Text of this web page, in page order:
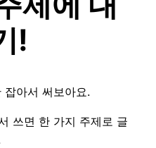
!
잡아서 써보아요.
쓰면 한 가지 주제로 글